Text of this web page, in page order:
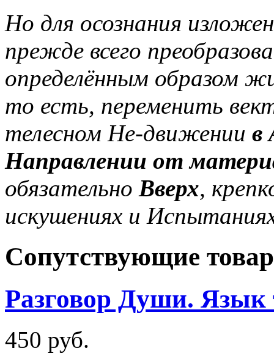
Но для осознания
прежде всего
определённым образом
то есть, переменить
телесном Не-движении в
Направлении от
обязательно Вверх,
искушениях и
Сопутствующие
Разговор Души. Язык
450 руб.